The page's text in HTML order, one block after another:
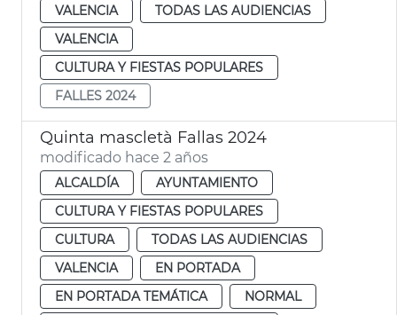
VALENCIA
TODAS LAS AUDIENCIAS
VALENCIA
CULTURA Y FIESTAS POPULARES
FALLES 2024
Quinta mascletà Fallas 2024
modificado hace 2 años
ALCALDÍA
AYUNTAMIENTO
CULTURA Y FIESTAS POPULARES
CULTURA
TODAS LAS AUDIENCIAS
VALENCIA
EN PORTADA
EN PORTADA TEMÁTICA
NORMAL